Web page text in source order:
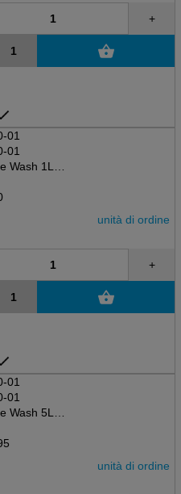
+
01
01
Wash 1L
senza fragranza
unità di ordine
+
01
01
Wash 5L
senza fragranza
unità di ordine